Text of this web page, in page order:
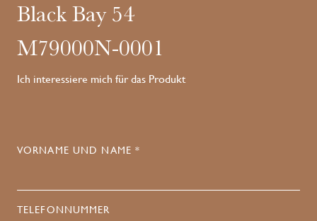
Black Bay 54
M79000N-0001
Ich interessiere mich für das Produkt
VORNAME UND NAME *
TELEFONNUMMER